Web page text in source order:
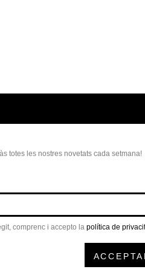
totes les nostres novetats cada setmana!
comprenc i accepto la política de